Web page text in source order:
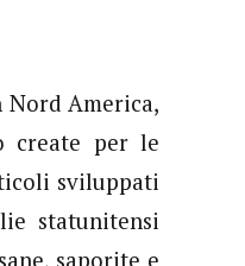
America,
create per le
sviluppati
statunitensi
saporite e